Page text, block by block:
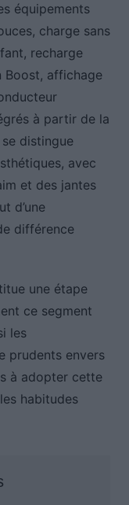
équipements
charge sans
recharge
Boost, affichage
à partir de la
distingue
avec
et des jantes
d’une
différence
une étape
ce segment
les
prudents envers
à adopter cette
habitudes